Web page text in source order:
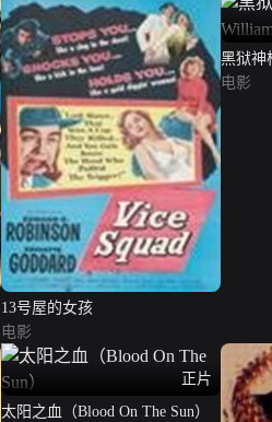
13号屋的女孩
电影
黑狱神
电影
正片
太阳之血（Blood On The Sun）